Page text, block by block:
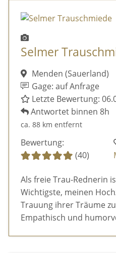
Selmer
Menden (Sauerland)
Gage: auf Anfrage
Letzte Bewertung:
Antwortet binnen 8h
ca. 88 km entfernt
Bewertung:
(40)
Als freie Trau-Rednerin
Wichtigste, meinen
Trauung ihrer Träume
Empathisch und